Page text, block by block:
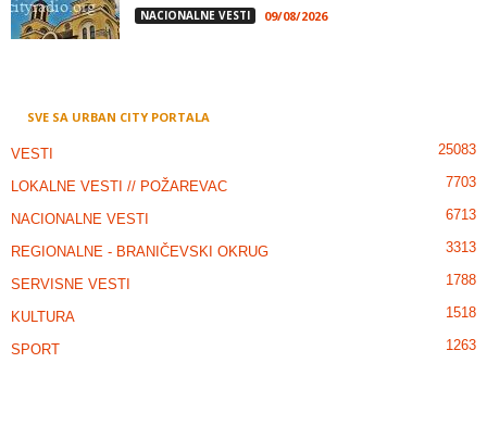
NACIONALNE VESTI 09/08/2026
SVE SA URBAN CITY PORTALA
VESTI 25083
LOKALNE VESTI // POŽAREVAC 7703
NACIONALNE VESTI 6713
REGIONALNE - BRANIČEVSKI OKRUG 3313
SERVISNE VESTI 1788
KULTURA 1518
SPORT 1263